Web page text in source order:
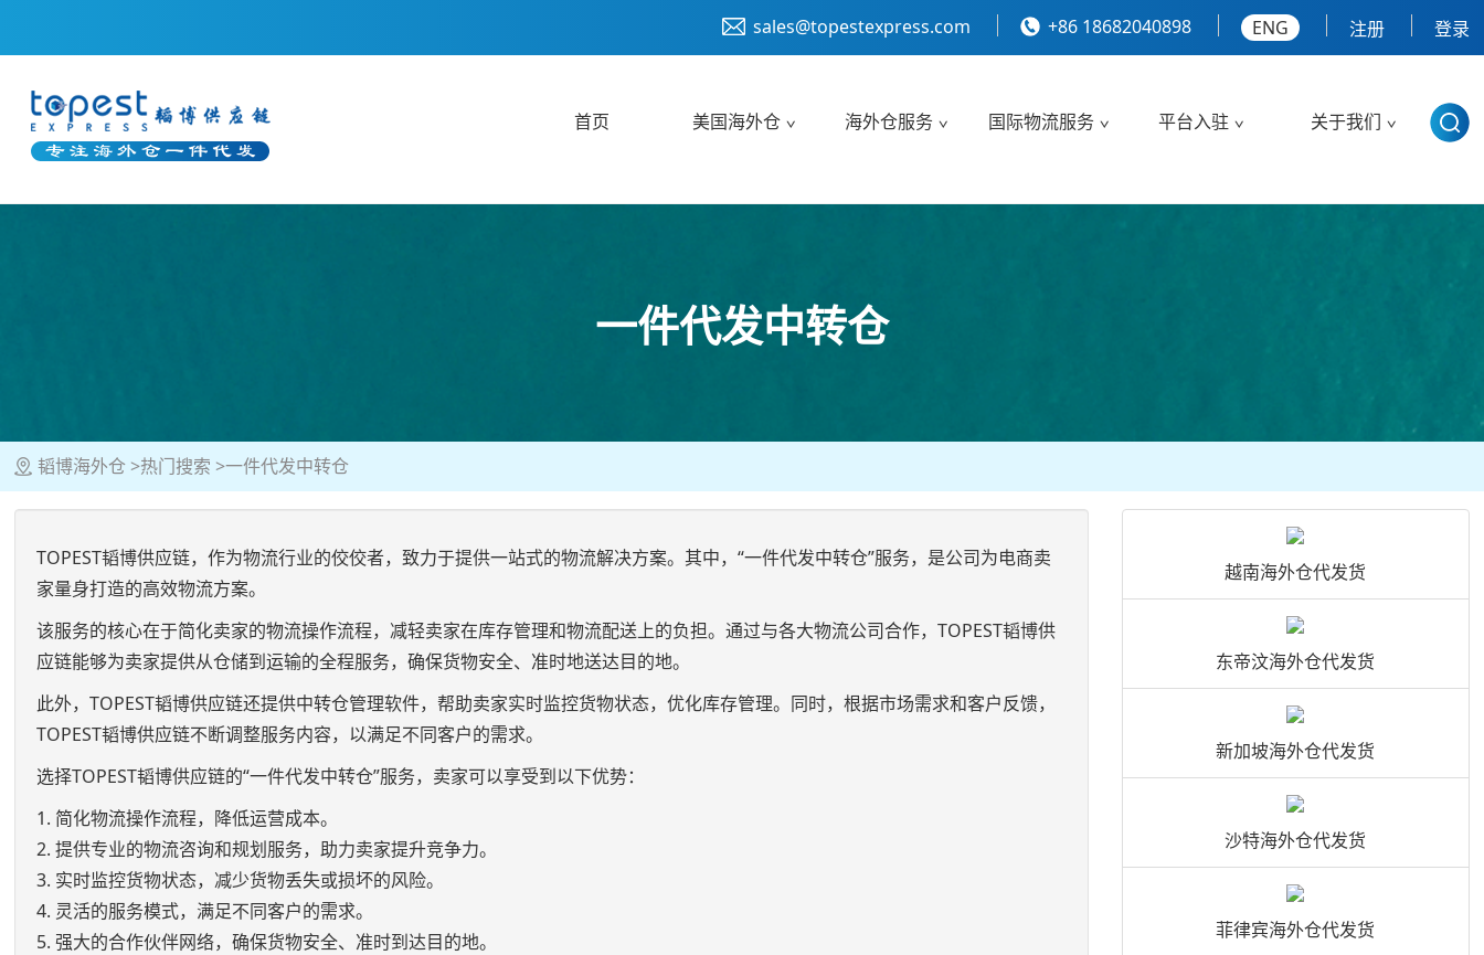
sales@topestexpress.com +86 18682040898 ENG 注册 登录
首页 美国海外仓 海外仓服务 国际物流服务 平台入驻 关于我们
一件代发中转仓
韬博海外仓 热门搜索 一件代发中转仓
TOPEST韬博供应链，作为物流行业的佼佼者，致力于提供一站式的物流解决方案。其中，“一件代发中转仓”服务，是公司为电商卖
家量身打造的高效物流方案。
该服务的核心在于简化卖家的物流操作流程，减轻卖家在库存管理和物流配送上的负担。通过与各大物流公司合作，TOPEST韬博供
应链能够为卖家提供从仓储到运输的全程服务，确保货物安全、准时地送达目的地。
此外，TOPEST韬博供应链还提供中转仓管理软件，帮助卖家实时监控货物状态，优化库存管理。同时，根据市场需求和客户反馈，
TOPEST韬博供应链不断调整服务内容，以满足不同客户的需求。
选择TOPEST韬博供应链的“一件代发中转仓”服务，卖家可以享受到以下优势：
1. 简化物流操作流程，降低运营成本。
2. 提供专业的物流咨询和规划服务，助力卖家提升竞争力。
3. 实时监控货物状态，减少货物丢失或损坏的风险。
4. 灵活的服务模式，满足不同客户的需求。
5. 强大的合作伙伴网络，确保货物安全、准时到达目的地。
越南海外仓代发货
东帝汶海外仓代发货
新加坡海外仓代发货
沙特海外仓代发货
菲律宾海外仓代发货